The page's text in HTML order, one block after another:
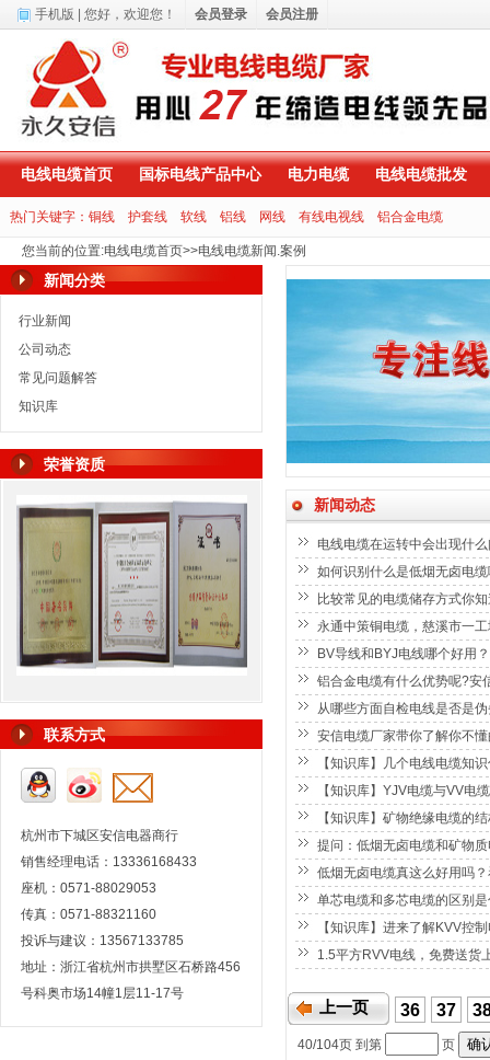
电线电缆首页 国标电线产品中心 电力电缆 电线电缆批发
热门关键字： 铜线 护套线 软线 铝线 网线 有线电视线 铝合金电缆
您当前的位置:电线电缆首页>>电线电缆新闻.案例
新闻分类
行业新闻
公司动态
常见问题解答
知识库
荣誉资质
联系方式
杭州市下城区安信电器商行
销售经理电话：13336168433
座机：0571-88029053
传真：0571-88321160
投诉与建议：13567133785
地址：浙江省杭州市拱墅区石桥路456
号科奥市场14幢1层11-17号
新闻动态
电线电缆在运转中会出现什
如何识别什么是低烟无卤电
比较常见的电缆储存方式你
永通中策铜电缆，慈溪市一
BV导线和BYJ电线哪个好用
铝合金电缆有什么优势呢?安
从哪些方面自检电线是否是
安信电缆厂家带你了解你不
【知识库】几个电线电缆知
【知识库】YJV电缆与VV电
【知识库】矿物绝缘电缆的
提问：低烟无卤电缆和矿物
低烟无卤电缆真这么好用吗
单芯电缆和多芯电缆的区别
【知识库】进来了解KVV控
1.5平方RVV电线，免费送货
上一页 36 37
40/104页 到第 页
手机版 | 您好， 欢迎您！ 会员登录 会员注册